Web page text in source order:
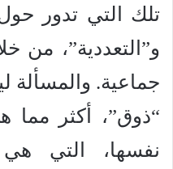
تلك التي تدور
و”التعددية”، من
جماعية.
“ذوق”، أكثر
نفسها، التي هي